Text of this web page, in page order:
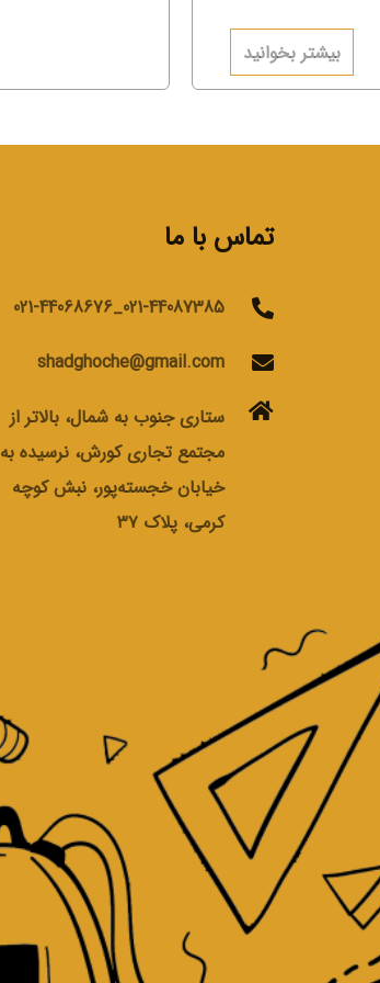
بیشتر بخوانید
تماس با ما
021-44087385_021-44068676
shadghoche@gmail.com
ستاری جنوب به شمال، بالاتر از
مجتمع تجاری کورش، نرسیده به
خیابان خجسته‌پور، نبش کوچه
کرمی، پلاک ۳۷